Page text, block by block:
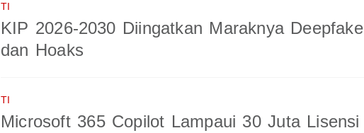
TI
KIP 2026-2030 Diingatkan Maraknya Deepfake
dan Hoaks
TI
Microsoft 365 Copilot Lampaui 30 Juta Lisensi